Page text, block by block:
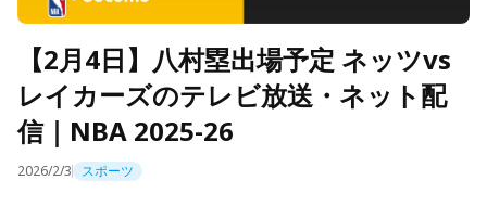
【2月4日】八村塁出場予定 ネッツvs
レイカーズのテレビ放送・ネット配
信｜NBA 2025-26
2026/2/3 スポーツ